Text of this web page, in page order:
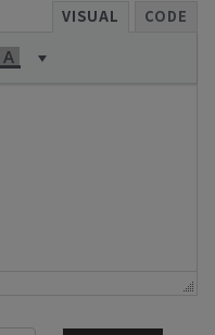
VISUAL CODE